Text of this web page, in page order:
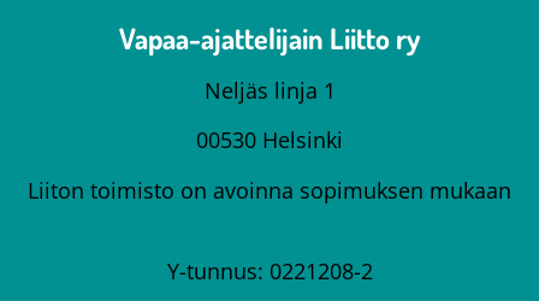
Vapaa-ajattelijain Liitto ry
Neljäs linja 1
00530 Helsinki
Liiton toimisto on avoinna sopimuksen mukaan
Y-tunnus: 0221208-2